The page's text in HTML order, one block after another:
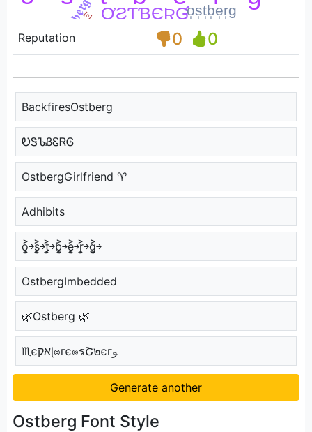
Reputation 0 0
BackfiresOstberg
ᎧᏕᏖᏰᏋᏒᎶ
OstbergGirlfriend ♈
Adhibits
o͎͍͐￫s͎͍͐￫t͎͍͐￫b͎͍͐￫e͎͍͐￫r͎͍͐￫g͎͍͐￫
OstbergImbedded
🌿Ostberg 🌿
♏єאקɭ๏гє๏รՇ๒єгﻮ
Generate another
Ostberg Font Style